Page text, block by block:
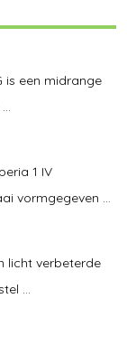
is een midrange
1 IV
vormgegeven ...
licht verbeterde
...